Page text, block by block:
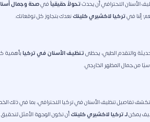
الأسنان الاحترافي أن يحدثتحولاً حقيقياًفيصحة وجمال
إنّنا فيتركيا لاكشيري كلينكنعدك بتجاوز كل توقعاتك.
والتقدم الطبي، يحظىتنظيف الأسنان في تركيابأهمية
من جمال المظهر الخارجي.
تفاصيل تنظيف الأسنان في تركيا الاحترافي، بما في ذلك
يمكنلـ تركيا لاكشيري كلينكأن تكون الوجهة الأمثل